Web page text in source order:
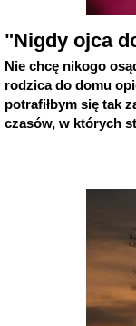
"Nigdy ojca
Nie chcę nikogo
rodzica do domu
potrafiłbym się tak
czasów, w których